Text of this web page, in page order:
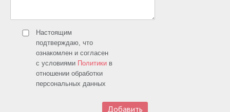
Настоящим
подтверждаю, что
ознакомлен и согласен
с условиями Политики в
отношении обработки
персональных данных